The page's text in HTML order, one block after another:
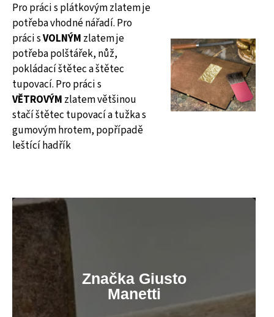
Pro práci s plátkovým zlatem je
potřeba vhodné nářadí. Pro
práci sVOLNÝM zlatem je
potřeba polštářek, nůž,
pokládací štětec a štětec
tupovací. Pro práci s
VĚTROVÝM zlatem většinou
stačí štětec tupovací a tužka s
gumovým hrotem, popřípadě
leštící hadřík
Značka Giusto
Manetti